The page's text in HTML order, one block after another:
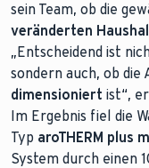
sein Team, ob die
veränderten
„Entscheidend ist
sondern auch, ob die
dimensioniert ist“,
Im Ergebnis fiel die
Typ aroTHERM plus
System durch einen